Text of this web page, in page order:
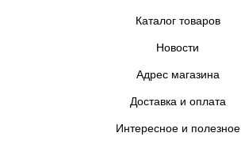
Каталог товаров
Новости
Адрес магазина
Доставка и оплата
Интересное и полезное